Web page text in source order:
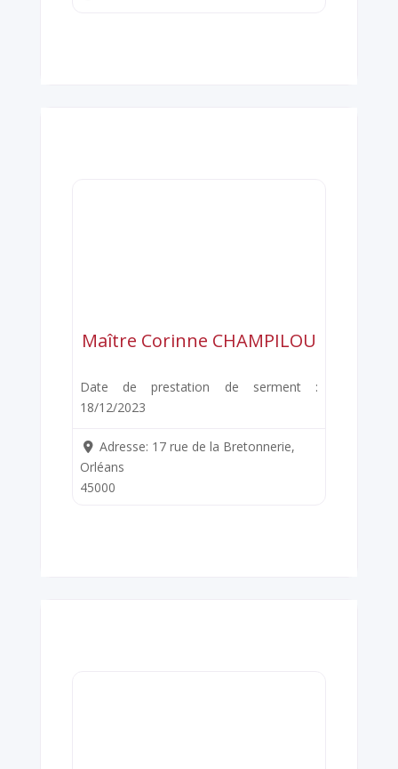
Maître Corinne CHAMPILOU
Date de prestation de serment :
18/12/2023
Adresse: 17 rue de la Bretonnerie,
Orléans
45000